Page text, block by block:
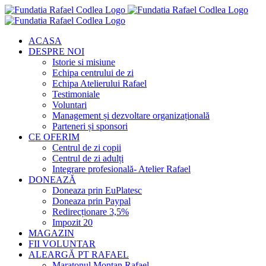
Skip
to
ACASA
DESPRE NOI
Istorie si misiune
Echipa centrului de zi
Echipa Atelierului Rafael
Testimoniale
Voluntari
Management și dezvoltare organizațională
Parteneri și sponsori
CE OFERIM
Centrul de zi copii
Centrul de zi adulți
Integrare profesională- Atelier Rafael
DONEAZĂ
Doneaza prin EuPlatesc
Doneaza prin Paypal
Redirecționare 3,5%
Impozit 20
MAGAZIN
FII VOLUNTAR
ALEARGĂ PT RAFAEL